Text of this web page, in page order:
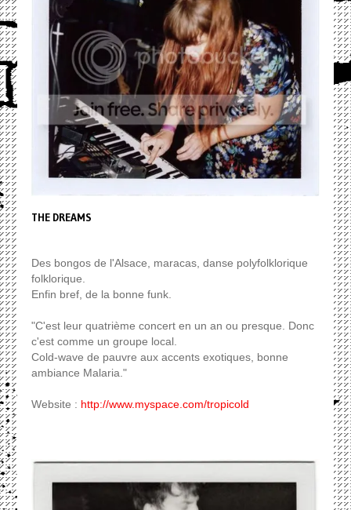
THE DREAMS
Des bongos de l'Alsace, maracas, danse polyfolklorique
folklorique.
Enfin bref, de la bonne funk.
"C'est leur quatrième concert en un an ou presque. Donc
c'est comme un groupe local.
Cold-wave de pauvre aux accents exotiques, bonne
ambiance Malaria."
Website : http://www.myspace.com/tropicold